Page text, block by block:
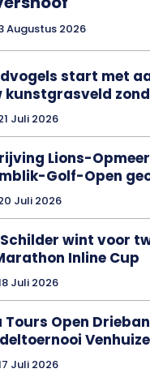
Augustus 2026
start met
kunstgrasveld
Juli 2026
Lions-
Golf-Open
Juli 2026
wint voor
Inline Cup
Juli 2026
Tours Open
Juli 2026